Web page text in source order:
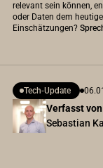
relevant sein können,
oder Daten dem
Einschätzungen?
Verfasst von
Sebastian
Tech-Update